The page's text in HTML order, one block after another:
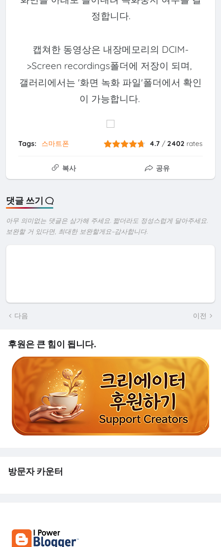
정합니다.
캡쳐한 동영상은 내장메모리의 DCIM-
>Screen recordings폴더에 저장이 되며,
갤러리에서는 '화면 녹화 파일'폴더에서 확인
이 가능합니다.
Tags: 스마트폰 4.7 /2402 rates
복사 공유
댓글 쓰기
아무 의미없는 댓글은 삼가해 주세요. 짧더라도 정성스럽게 달아주세요.
보완할 거 있다면, 최대한 보완할게요~감사합니다.
다음 이전
후원은 큰 힘이 됩니다.
방문자 카운터